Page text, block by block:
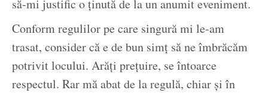
să-mi justific o ținută de la un anumit eveniment.
Conform regulilor pe care singură mi le-am
trasat, consider că e de bun simț să ne îmbrăcăm
potrivit locului. Arăți prețuire, se întoarce
respectul. Rar mă abat de la regulă, chiar și în